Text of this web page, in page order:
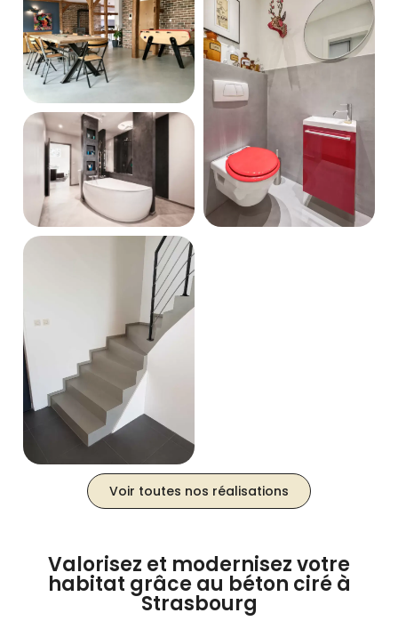
Voir toutes nos réalisations
Valorisez et modernisez votre
habitat grâce au béton ciré à
Strasbourg